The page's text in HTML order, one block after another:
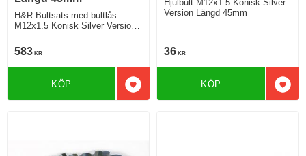
H&R Bultsats med bultlås
M12x1.5 Konisk Silver Version
583 KR
Lägg till i favoriter
KÖP
Hjulbult M12x1.5 Konisk Silver
Version Längd 45mm
36 KR
KÖP